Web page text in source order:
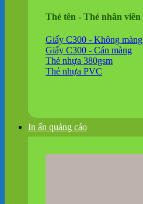
Thẻ tên - Thẻ nhân viên
Giấy C300 - Không màng
Giấy C300 - Cán màng
Thẻ nhựa 380gsm
Thẻ nhựa PVC
In ấn quảng cáo